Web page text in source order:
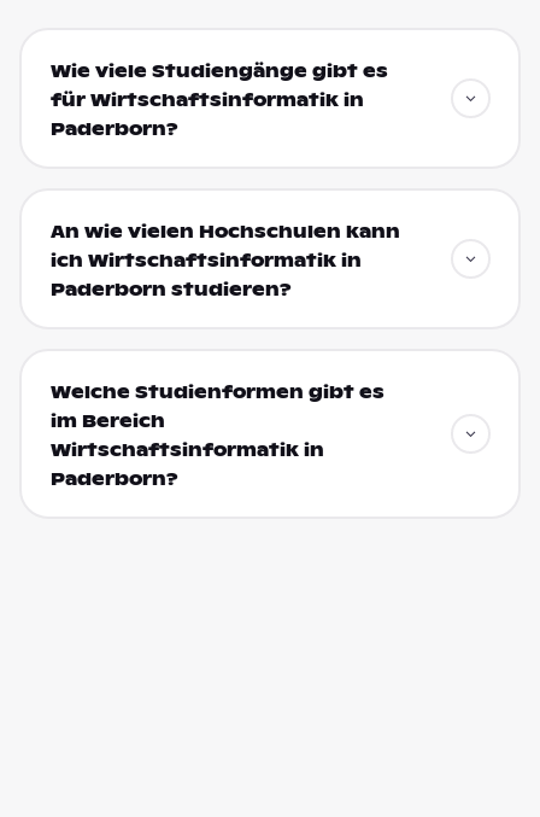
Wie viele Studiengänge gibt es
für Wirtschaftsinformatik in
Paderborn?
An wie vielen Hochschulen kann
ich Wirtschaftsinformatik in
Paderborn studieren?
Welche Studienformen gibt es
im Bereich
Wirtschaftsinformatik in
Paderborn?